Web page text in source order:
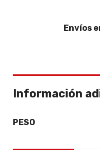
Envíos
Información
PESO